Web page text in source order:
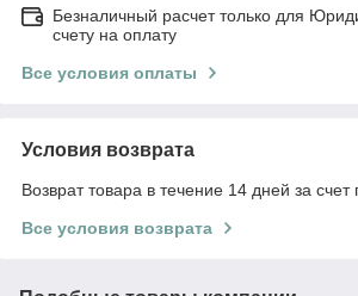
Безналичный расчет только для
счету на оплату
Все условия оплаты
Условия возврата
Возврат товара в течение 14 дней за счет
Все условия возврата